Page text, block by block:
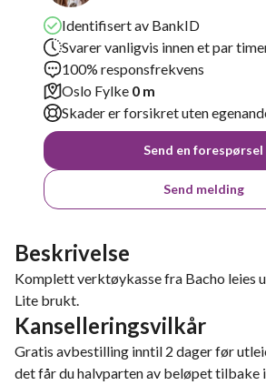
Identifisert av BankID
Svarer vanligvis innen et par
100% responsfrekvens
Oslo Fylke 0 m
Skader er forsikret uten
Send en forespørsel
Send melding
Beskrivelse
Komplett verktøykasse fra Bacho leies
Lite brukt.
Kanselleringsvilkår
Gratis avbestilling inntil 2 dager før
det får du halvparten av beløpet tilbake